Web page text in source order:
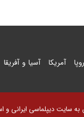
آمریکا آسیا و آفریقا
سایت دیپلماسی ایرانی و